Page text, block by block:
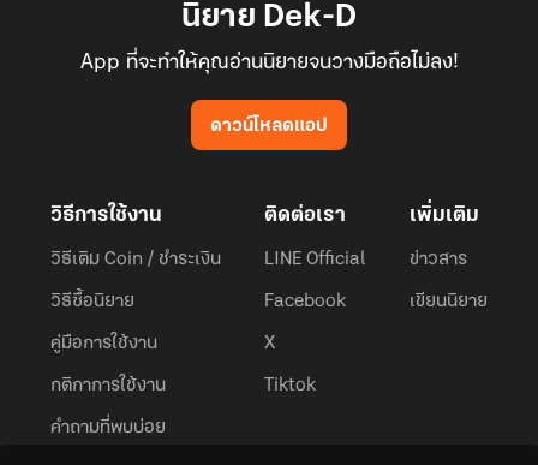
นิยาย Dek-D
App ที่จะทำให้คุณอ่านนิยายจนวางมือถือไม่ลง!
ดาวน์โหลดแอป
วิธีการใช้งาน
วิธีเติม Coin / ชำระเงิน
วิธีซื้อนิยาย
คู่มือการใช้งาน
กติกาการใช้งาน
คำถามที่พบบ่อย
ติดต่อเรา
LINE Official
Facebook
X
Tiktok
เพิ่มเติม
ข่าวสาร
เขียนนิยาย